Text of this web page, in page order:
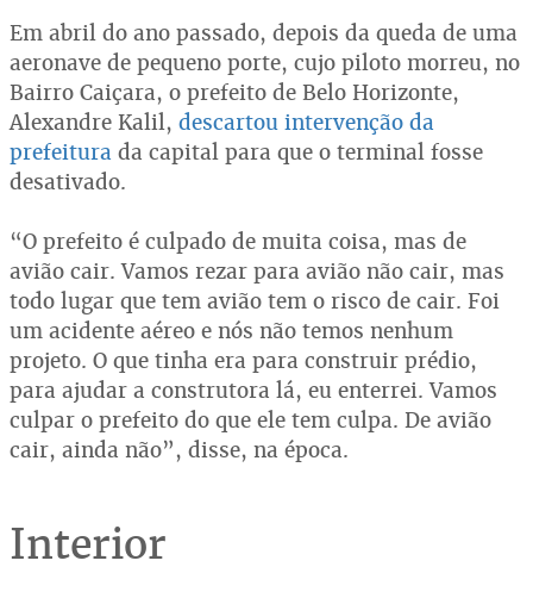
Em abril do ano passado, depois da queda de uma
aeronave de pequeno porte, cujo piloto morreu, no
Bairro Caiçara, o prefeito de Belo Horizonte,
Alexandre Kalil, descartou intervenção da
prefeitura da capital para que o terminal fosse
desativado.
“O prefeito é culpado de muita coisa, mas de
avião cair. Vamos rezar para avião não cair, mas
todo lugar que tem avião tem o risco de cair. Foi
um acidente aéreo e nós não temos nenhum
projeto. O que tinha era para construir prédio,
para ajudar a construtora lá, eu enterrei. Vamos
culpar o prefeito do que ele tem culpa. De avião
cair, ainda não”, disse, na época.
Interior